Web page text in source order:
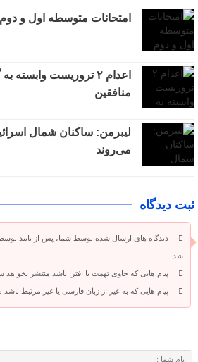
امتحانات متوسطه اول و
اعدام ۲ تروریست
منافقین
می‌روند
ثبت دیدگاه
دیدگاه های ارسال شده توسط شما، پس از تایید
شد.
پیام هایی که حاوی تهمت یا افترا باشد منتشر نخواهد
پیام هایی که به غیر از زبان فارسی یا غیر مرتبط